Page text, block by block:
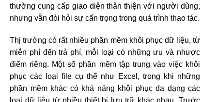
thường cung cấp giao diện thân thiện với người dùng,
nhưng vẫn đòi hỏi sự cẩn trọng trong quá trình thao tác.
Thị trường có rất nhiều phần mềm khôi phục dữ liệu, từ
miễn phí đến trả phí, mỗi loại có những ưu và nhược
điểm riêng. Một số phần mềm tập trung vào việc khôi
phục các loại file cụ thể như Excel, trong khi những
phần mềm khác có khả năng khôi phục đa dạng các